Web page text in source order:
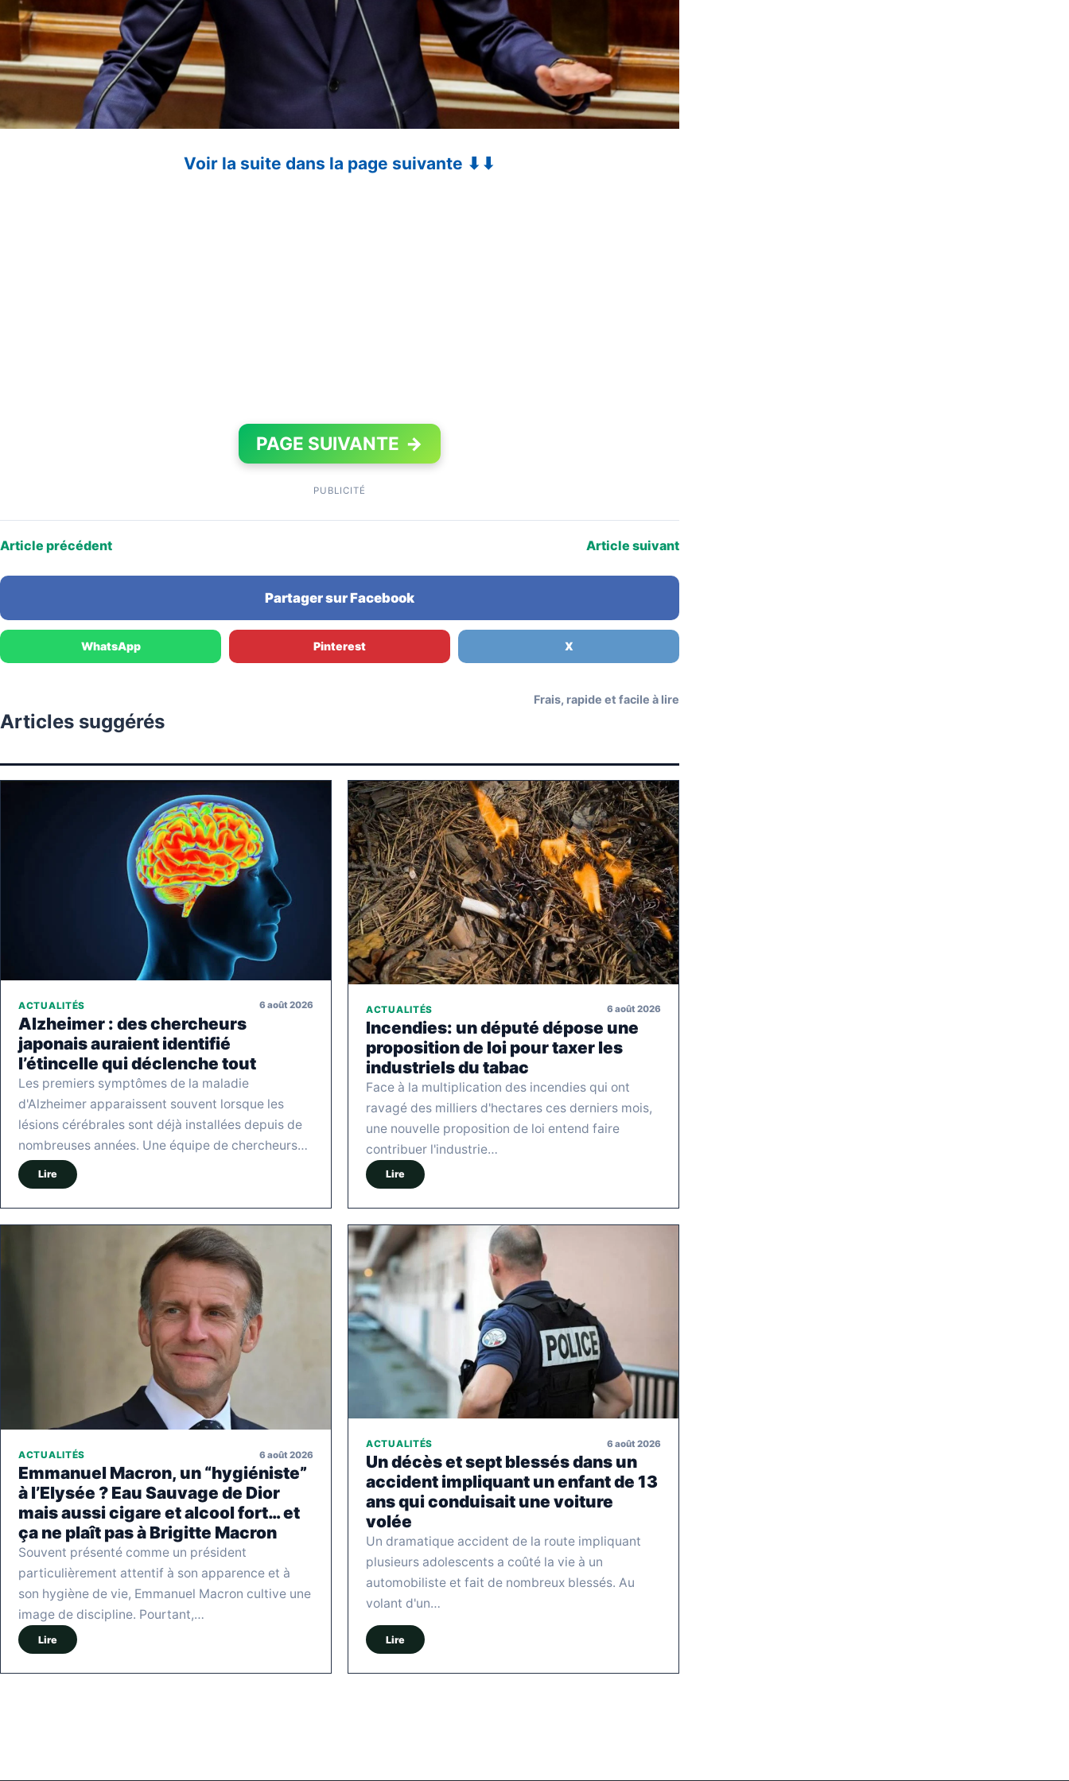
Voir la suite dans la page suivante ⬇⬇
PAGE SUIVANTE →
PUBLICITÉ
Article précédent Article suivant
Partager sur Facebook
WhatsApp Pinterest X
Articles suggérés
Frais, rapide et facile à lire
ACTUALITÉS 6 août 2026
Alzheimer : des chercheurs
japonais auraient identifié
l’étincelle qui déclenche tout
Les premiers symptômes de la maladie
d'Alzheimer apparaissent souvent lorsque les
lésions cérébrales sont déjà installées depuis de
nombreuses années. Une équipe de chercheurs…
Lire
ACTUALITÉS 6 août 2026
Incendies: un député dépose une
proposition de loi pour taxer les
industriels du tabac
Face à la multiplication des incendies qui ont
ravagé des milliers d'hectares ces derniers mois,
une nouvelle proposition de loi entend faire
contribuer l'industrie…
Lire
ACTUALITÉS 6 août 2026
Emmanuel Macron, un “hygiéniste”
à l’Elysée ? Eau Sauvage de Dior
mais aussi cigare et alcool fort… et
ça ne plaît pas à Brigitte Macron
Souvent présenté comme un président
particulièrement attentif à son apparence et à
son hygiène de vie, Emmanuel Macron cultive une
image de discipline. Pourtant,…
Lire
ACTUALITÉS 6 août 2026
Un décès et sept blessés dans un
accident impliquant un enfant de 13
ans qui conduisait une voiture
volée
Un dramatique accident de la route impliquant
plusieurs adolescents a coûté la vie à un
automobiliste et fait de nombreux blessés. Au
volant d'un…
Lire